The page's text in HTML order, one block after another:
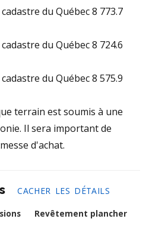
du Québec 8 773.7
du Québec 8 724.6
du Québec 8 575.9
terrain est soumis à une
Il sera important de
d'achat.
CACHER LES DÉTAILS
Revêtement plancher